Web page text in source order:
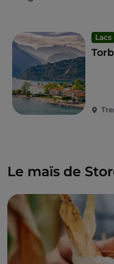
Lacs
Le maïs de